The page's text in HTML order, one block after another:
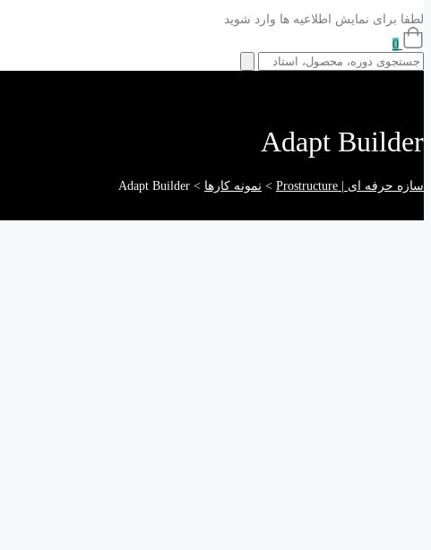
لطفا برای نمایش اطلاعیه ها وارد شوید
0
Adapt Builder
سازه حرفه ای | Prostructure > نمونه کارها >
Adapt Builder